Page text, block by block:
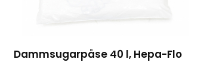
Dammsugarpåse 40 l, Hepa-Flo